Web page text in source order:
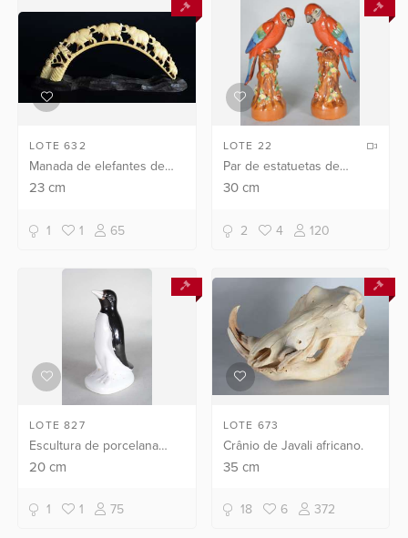
conosco
LOTE 632
Manada de elefantes de
marfim, base de madeira.
23cm
1 1 65
LOTE 22
Par de estatuetas de
cerâmica policromada
30 cm
2 4 120
LOTE 827
Escultura de porcelana
representando pinguim.
20cm
1 1 75
LOTE 673
Crânio de Javali africano.
35 cm
18 6 372